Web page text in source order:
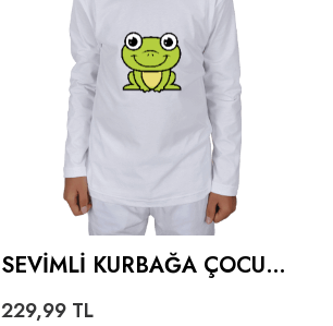
SEVIMLI KURBAĞA ÇOCUK
229,99 TL